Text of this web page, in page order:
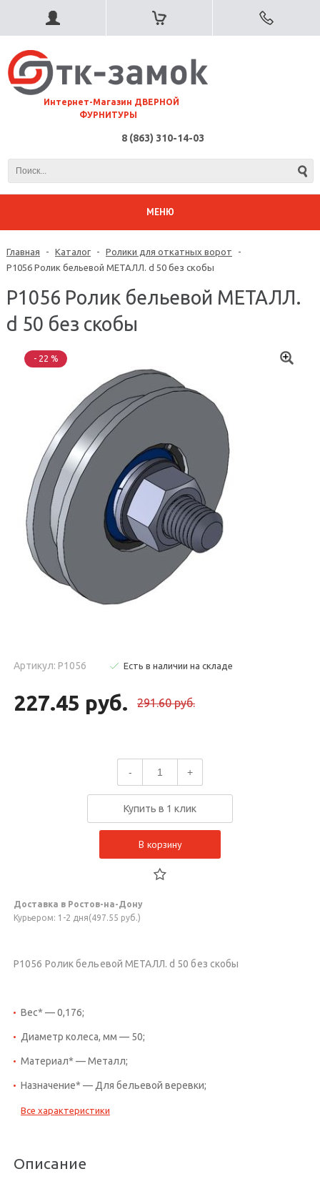
⠀Интернет-Магазин ДВЕРНОЙ
ФУРНИТУРЫ
8 (863) 310-14-03
МЕНЮ
Главная - Каталог - Ролики для откатных ворот
-
Р1056 Ролик бельевой МЕТАЛЛ. d 50 без скобы
Р1056 Ролик бельевой МЕТАЛЛ.
d 50 без скобы
- 22 %
Артикул: Р1056 Есть в наличии на складе
227.45 руб. 291.60 руб.
- +
Купить в 1 клик
В корзину
Доставка в Ростов-на-Дону
Курьером: 1-2 дня(497.55 руб.)
Р1056 Ролик бельевой МЕТАЛЛ. d 50 без скобы
Вес* — 0,176;
Диаметр колеса, мм — 50;
Материал* — Металл;
Назначение* — Для бельевой веревки;
Все характеристики
Описание